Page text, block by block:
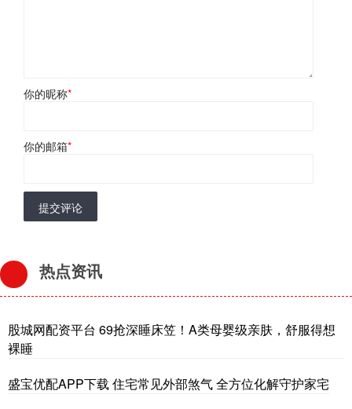
你的昵称*
你的邮箱*
提交评论
热点资讯
股城网配资平台 69抢深睡床笠！A类母婴级亲肤，舒服得想
裸睡
盛宝优配APP下载 住宅常见外部煞气 全方位化解守护家宅